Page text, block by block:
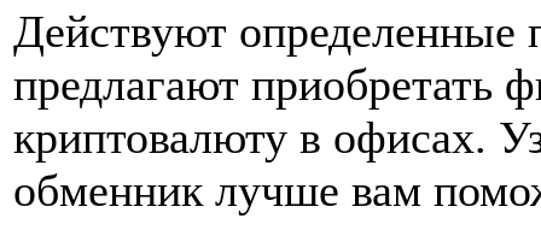
Действуют
предлагают приобретать
криптовалюту в офисах.
обменник лучше вам